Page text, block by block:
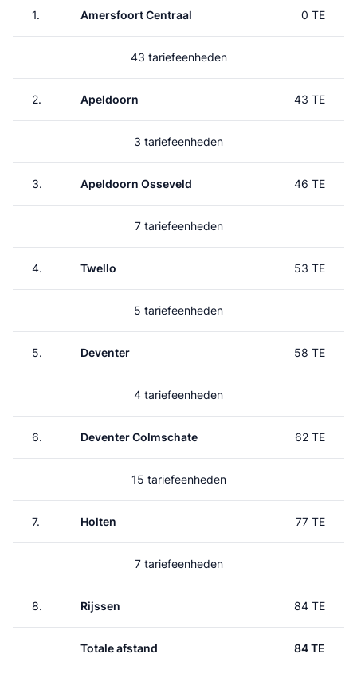
1. Amersfoort Centraal 0 TE
43 tariefeenheden
2. Apeldoorn 43 TE
3 tariefeenheden
3. Apeldoorn Osseveld 46 TE
7 tariefeenheden
4. Twello 53 TE
5 tariefeenheden
5. Deventer 58 TE
4 tariefeenheden
6. Deventer Colmschate 62 TE
15 tariefeenheden
7. Holten 77 TE
7 tariefeenheden
8. Rijssen 84 TE
Totale afstand 84 TE